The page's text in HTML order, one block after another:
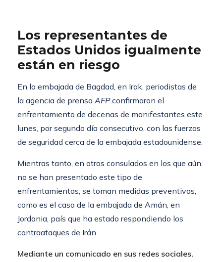
Los representantes de
Estados Unidos igualmente
están en riesgo
En la embajada de Bagdad, en Irak, periodistas de
la agencia de prensaAFPconfirmaron el
enfrentamiento de decenas de manifestantes este
lunes, por segundo día consecutivo, con las fuerzas
de seguridad cerca de la embajada estadounidense.
Mientras tanto, en otros consulados en los que aún
no se han presentado este tipo de
enfrentamientos, se toman medidas preventivas,
como es el caso de la embajada de Amán, en
Jordania, país que ha estado respondiendo los
contraataques de Irán.
Mediante un comunicado en sus redes sociales,